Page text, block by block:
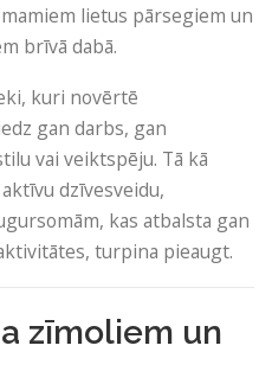
lietus pārsegiem un
brīvā dabā.
kuri novērtē
gan darbs, gan
vai veiktspēju. Tā kā
dzīvesveidu,
kas atbalsta gan
turpina pieaugt.
zīmoliem un